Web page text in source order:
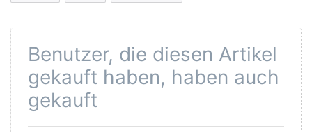
Benutzer, die diesen Artikel
gekauft haben, haben auch
gekauft